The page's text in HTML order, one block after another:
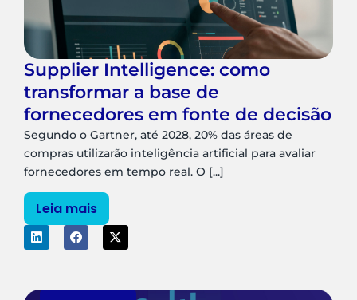
Supplier Intelligence: como
transformar a base de
fornecedores em fonte de decisão
Segundo o Gartner, até 2028, 20% das áreas de
compras utilizarão inteligência artificial para avaliar
fornecedores em tempo real. O [...]
Leia mais